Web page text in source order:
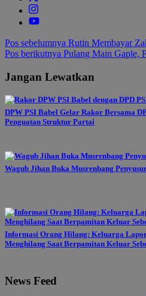
Navigasi
pos
Pos sebelumnya Rutin Membayar
Pos berikutnya Pulang Main Gaple,
Jangan Lewatkan
DPW PSI Babel Gelar Rakor Bersama
Penguatan Struktur Partai
Wagub Jihan Buka Musrenbang
Informasi Orang Hilang: Keluarga
Menghilang Saat Berpamitan Keluar
News Feed